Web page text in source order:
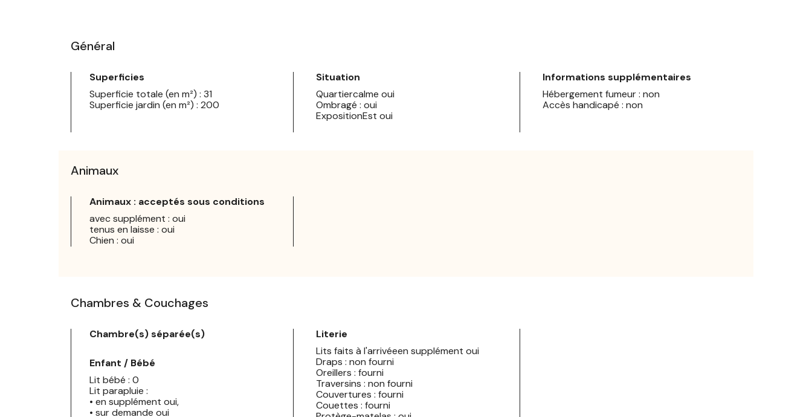
Général
Superficies
Superficie totale (en m²) : 31
Superficie jardin (en m²) : 200
Situation
Quartiercalme oui
Ombragé : oui
ExpositionEst oui
Informations supplémentaires
Hébergement fumeur : non
Accès handicapé : non
Animaux
Animaux : acceptés sous conditions
avec supplément : oui
tenus en laisse : oui
Chien : oui
Chambres & Couchages
Chambre(s) séparée(s)
Enfant / Bébé
Lit bébé : 0
Lit parapluie :
• en supplément oui,
• sur demande oui
Literie
Lits faits à l'arrivéeen supplément oui
Draps : non fourni
Oreillers : fourni
Traversins : non fourni
Couvertures : fourni
Couettes : fourni